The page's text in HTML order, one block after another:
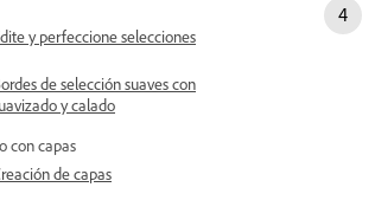
y perfeccione selecciones
de selección suaves con
y calado
con capas
de capas